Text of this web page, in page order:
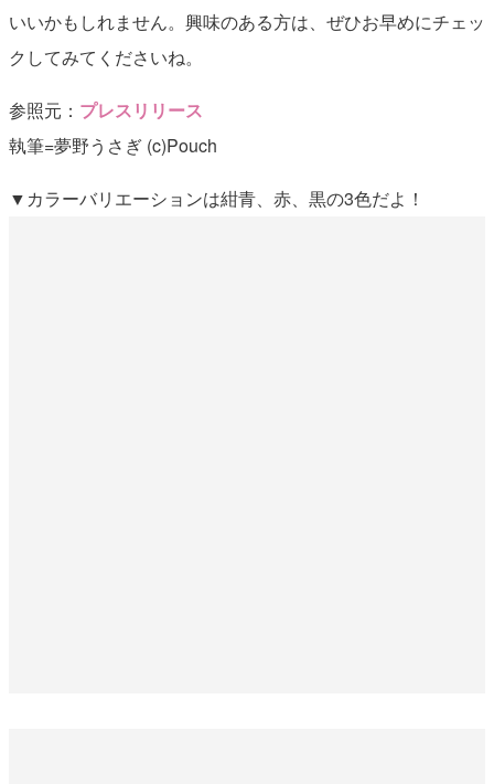
いいかもしれません。興味のある方は、ぜひお早めにチェッ
クしてみてくださいね。
参照元： プレスリリース
執筆=夢野うさぎ (c)Pouch
▼カラーバリエーションは紺青、赤、黒の3色だよ！